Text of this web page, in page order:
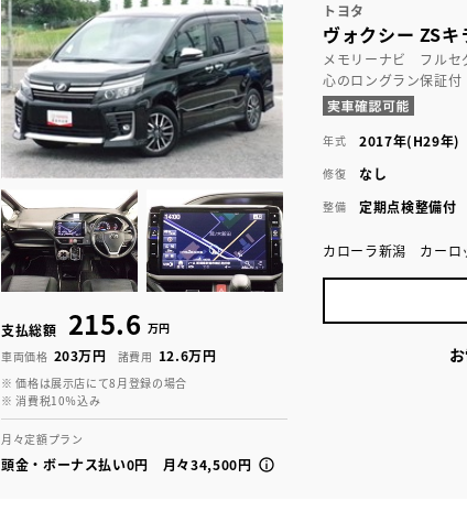
支払総額 215.6 万円
車両価格 203万円 諸費用 12.6万円
※ 価格は展示店にて8月登録の場合
※ 消費税10％込み
月々定額プラン
頭金・ボーナス払い0円 月々34,500円
トヨタ
ヴォクシー ZSキ
メモリーナビ フル
心のロングラン保証付
年式 2017年(H29年)
修復 なし
整備 定期点検整備付
カローラ新潟 カーロ